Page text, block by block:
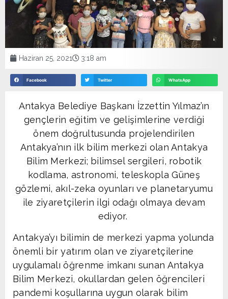
Haziran 25, 2021 3:18 am
Facebook Twitter WhatsApp
Antakya Belediye Başkanı İzzettin Yılmaz’ın
gençlerin eğitim ve gelişimlerine verdiği
önem doğrultusunda projelendirilen
Antakya’nın ilk bilim merkezi olan Antakya
Bilim Merkezi; bilimsel sergileri, robotik
kodlama, astronomi, teleskopla Güneş
gözlemi, akıl-zeka oyunları ve planetaryumu
ile ziyaretçilerin ilgi odağı olmaya devam
ediyor.
Antakya’yı bilimin de merkezi yapma yolunda
önemli bir yatırım olan ve ziyaretçilerine
uygulamalı öğrenme imkanı sunan Antakya
Bilim Merkezi, okullardan gelen öğrencileri
pandemi koşullarına uygun olarak bilim